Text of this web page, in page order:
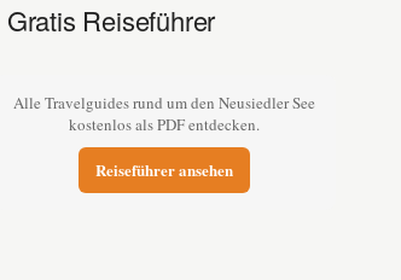
Gratis Reiseführer
Alle Travelguides rund um den Neusiedler See
kostenlos als PDF entdecken.
Reiseführer ansehen